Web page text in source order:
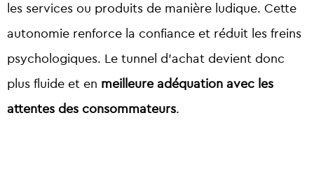
les services ou produits de manière ludique. Cette
autonomie renforce la confiance et réduit les freins
psychologiques. Le tunnel d’achat devient donc
plus fluide et en meilleure adéquation avec les
attentes des consommateurs.